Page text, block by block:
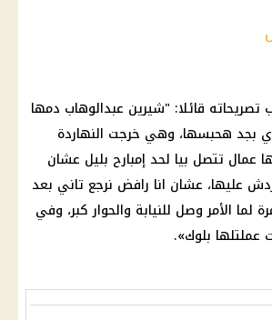
تصريحاته قائلا: "شيرين عبدالوهاب دمها
بجد هحبسها، وهي خرجت النهاردة
عمال تتصل بيا لحد إمبارح بليل عشان
عليها، عشان انا رافض نرجع تاني بعد
الأمر وصل للنيابة والحوار كبر، وفي
عملتلها بلوك».